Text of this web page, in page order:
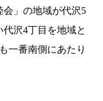
会」の地域が代沢5
沢4丁目を地域と
一番南側にあたり